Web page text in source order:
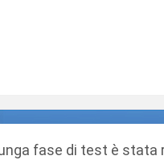
fase di test è